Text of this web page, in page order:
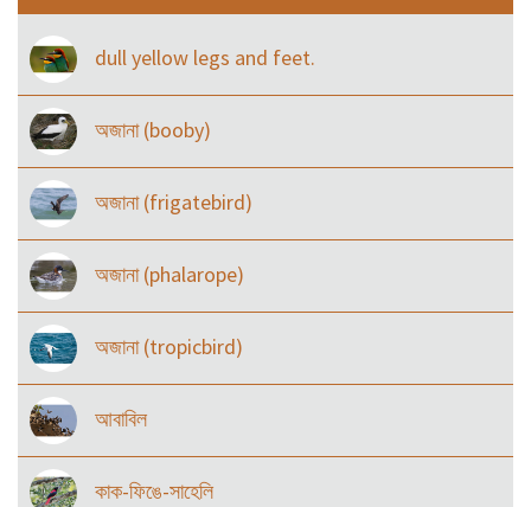
dull yellow legs and feet.
অজানা (booby)
অজানা (frigatebird)
অজানা (phalarope)
অজানা (tropicbird)
আবাবিল
কাক-ফিঙে-সাহেলি